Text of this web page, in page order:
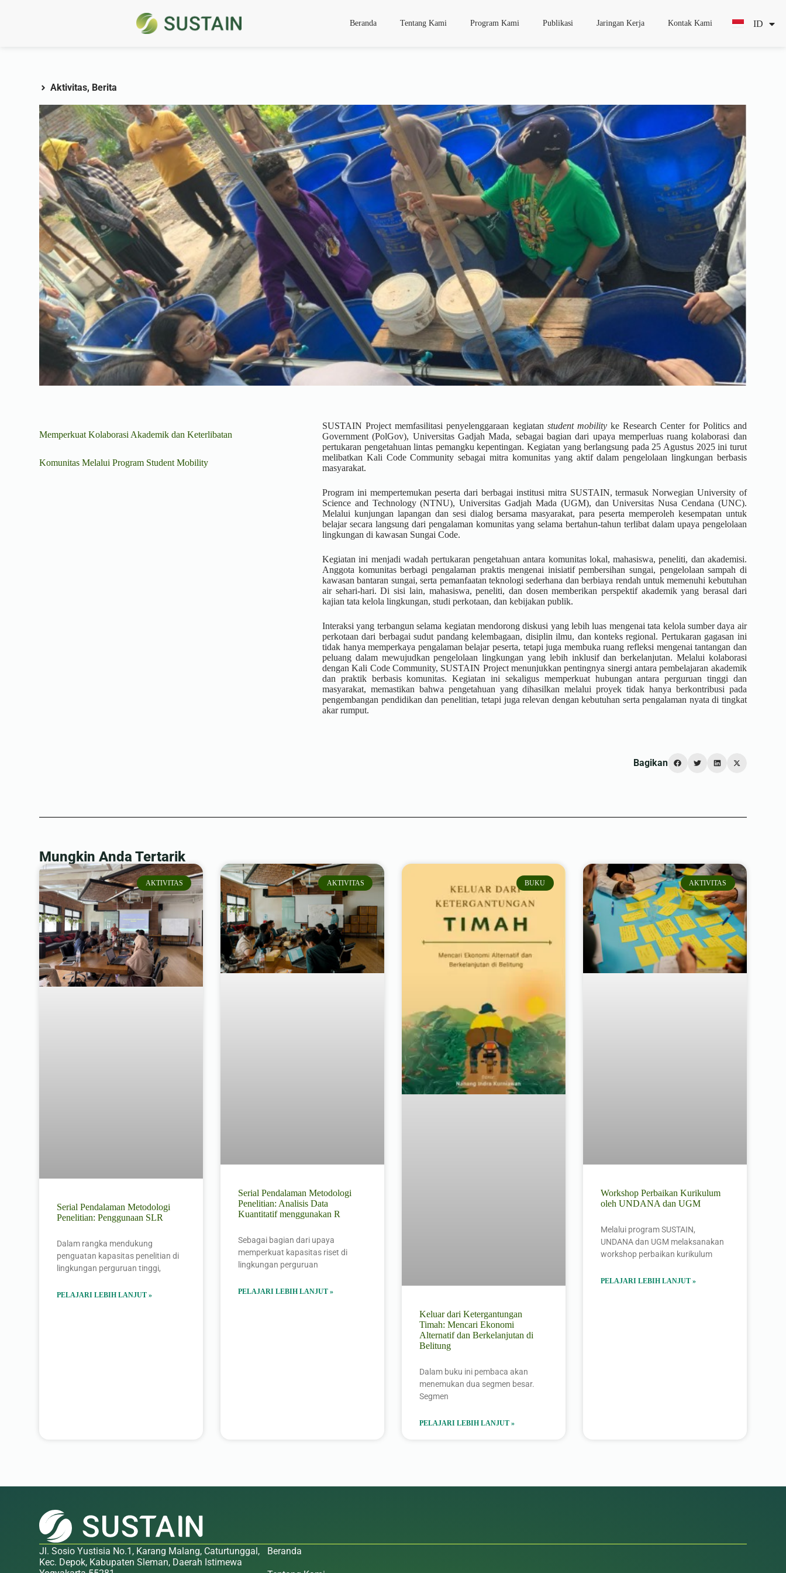
Beranda Tentang Kami Program Kami Publikasi Jaringan Kerja Kontak Kami ID
EN
Aktivitas, Berita
Memperkuat Kolaborasi Akademik dan Keterlibatan
Komunitas Melalui Program Student Mobility
SUSTAIN Project memfasilitasi penyelenggaraan kegiatan student mobilityke Research Center for Politics and
Government (PolGov), Universitas Gadjah Mada, sebagai bagian dari upaya memperluas ruang kolaborasi dan
pertukaran pengetahuan lintas pemangku kepentingan. Kegiatan yang berlangsung pada 25 Agustus 2025 ini turut
melibatkan Kali Code Community sebagai mitra komunitas yang aktif dalam pengelolaan lingkungan berbasis
masyarakat.
Program ini mempertemukan peserta dari berbagai institusi mitra SUSTAIN, termasuk Norwegian University of
Science and Technology (NTNU), Universitas Gadjah Mada (UGM), dan Universitas Nusa Cendana (UNC).
Melalui kunjungan lapangan dan sesi dialog bersama masyarakat, para peserta memperoleh kesempatan untuk
belajar secara langsung dari pengalaman komunitas yang selama bertahun-tahun terlibat dalam upaya pengelolaan
lingkungan di kawasan Sungai Code.
Kegiatan ini menjadi wadah pertukaran pengetahuan antara komunitas lokal, mahasiswa, peneliti, dan akademisi.
Anggota komunitas berbagi pengalaman praktis mengenai inisiatif pembersihan sungai, pengelolaan sampah di
kawasan bantaran sungai, serta pemanfaatan teknologi sederhana dan berbiaya rendah untuk memenuhi kebutuhan
air sehari-hari. Di sisi lain, mahasiswa, peneliti, dan dosen memberikan perspektif akademik yang berasal dari
kajian tata kelola lingkungan, studi perkotaan, dan kebijakan publik.
Interaksi yang terbangun selama kegiatan mendorong diskusi yang lebih luas mengenai tata kelola sumber daya air
perkotaan dari berbagai sudut pandang kelembagaan, disiplin ilmu, dan konteks regional. Pertukaran gagasan ini
tidak hanya memperkaya pengalaman belajar peserta, tetapi juga membuka ruang refleksi mengenai tantangan dan
peluang dalam mewujudkan pengelolaan lingkungan yang lebih inklusif dan berkelanjutan. Melalui kolaborasi
dengan Kali Code Community, SUSTAIN Project menunjukkan pentingnya sinergi antara pembelajaran akademik
dan praktik berbasis komunitas. Kegiatan ini sekaligus memperkuat hubungan antara perguruan tinggi dan
masyarakat, memastikan bahwa pengetahuan yang dihasilkan melalui proyek tidak hanya berkontribusi pada
pengembangan pendidikan dan penelitian, tetapi juga relevan dengan kebutuhan serta pengalaman nyata di tingkat
akar rumput.
Bagikan
Mungkin Anda Tertarik
AKTIVITAS
Serial Pendalaman Metodologi
Penelitian: Penggunaan SLR
Dalam rangka mendukung
penguatan kapasitas penelitian di
lingkungan perguruan tinggi,
PELAJARI LEBIH LANJUT »
AKTIVITAS
Serial Pendalaman Metodologi
Penelitian: Analisis Data
Kuantitatif menggunakan R
Sebagai bagian dari upaya
memperkuat kapasitas riset di
lingkungan perguruan
PELAJARI LEBIH LANJUT »
BUKU
Keluar dari Ketergantungan
Timah: Mencari Ekonomi
Alternatif dan Berkelanjutan di
Belitung
Dalam buku ini pembaca akan
menemukan dua segmen besar.
Segmen
PELAJARI LEBIH LANJUT »
AKTIVITAS
Workshop Perbaikan Kurikulum
oleh UNDANA dan UGM
Melalui program SUSTAIN,
UNDANA dan UGM melaksanakan
workshop perbaikan kurikulum
PELAJARI LEBIH LANJUT »
Jl. Sosio Yustisia No.1, Karang Malang, Caturtunggal,
Kec. Depok, Kabupaten Sleman, Daerah Istimewa
Beranda